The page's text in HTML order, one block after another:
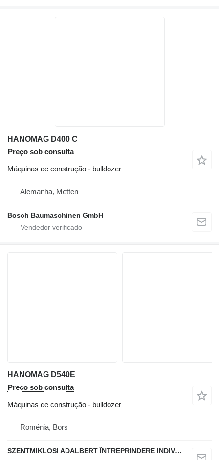
HANOMAG D400 C
Preço sob consulta
Máquinas de construção - bulldozer
Alemanha, Metten
Bosch Baumaschinen GmbH
HANOMAG D540E
Preço sob consulta
Máquinas de construção - bulldozer
Roménia, Borș
SZENTMIKLOSI ADALBERT ÎNTREPRINDERE INDIVIDUALĂ